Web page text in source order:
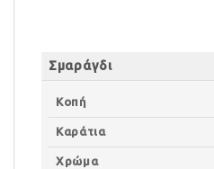
Σμαράγδι
Κοπή
Καράτια
Χρώμα